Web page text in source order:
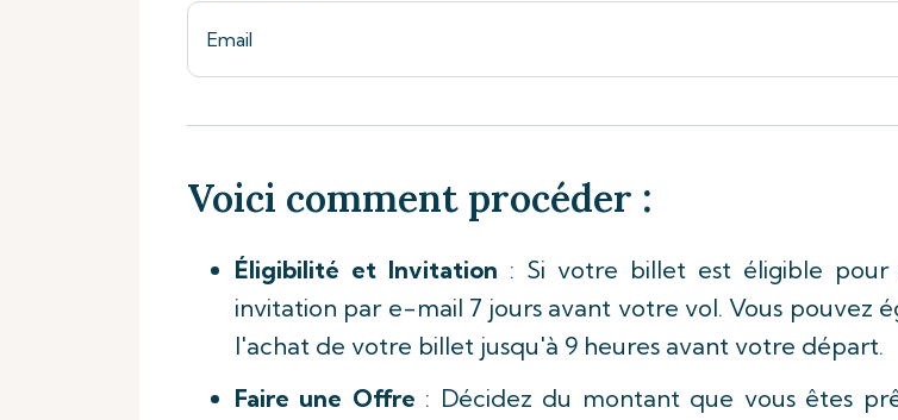
Voici comment procéder :
Éligibilité et Invitation : Si votre billet est éligible pour
invitation par e-mail 7 jours avant votre vol. Vous pouvez
l'achat de votre billet jusqu'à 9 heures avant votre départ.
Faire une Offre : Décidez du montant que vous êtes